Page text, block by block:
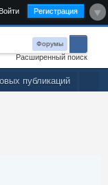
Войти Регистрация
Форумы
Расширенный поиск
публикаций